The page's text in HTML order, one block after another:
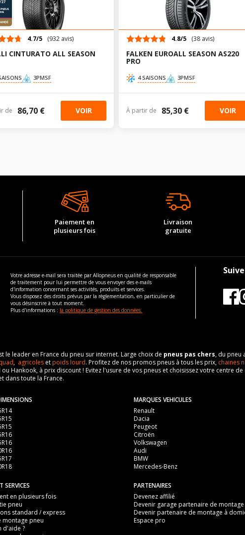
4.7/5 (932 avis)
CINTURATO ALL SEASON
3PMSF
de 86,70 € VOIR
4.8/5 (38 avis)
FALKEN EUROALL SEASON AS220
PRO
4 SAISONS 3PMSF
À partir de 85,30 € VOIR
Paiement en
plusieurs fois
Livraison
gratuite
Votre adresse e-mail sera traitée par Allopneus en qualité de responsable
de traitement pour lui permettre de vous envoyer des e-mails
d'information concernant ses activités, produits et services.
Vous disposez des droits prévus par la règlementation, en particulier de
vous désinscrire à tout moment.
Plus d'informations : la politique de gestion des données.
le leader en France du pneu sur internet. Large choix de pneus pas chers, du pneu
, agricoles etpoids lourd. Profitez de nos promos pneus à tous les prix, chaines
Hankook, à prix discount ! Evitez l'usure de vos pneus et choisissez votre centre
dans toute la France.
MARQUES VEHICULES
Renault
Dacia
Peugeot
Citroën
Volkswagen
Audi
BMW
Mercedes-Benz
SERVICES
en plusieurs fois
pneu
standard / express
montage pneu
d'aide ?
PARTENAIRES
Devenez affilié
Devenir garage partenaire de montage
Devenir partenaire de montage à
Espace pro